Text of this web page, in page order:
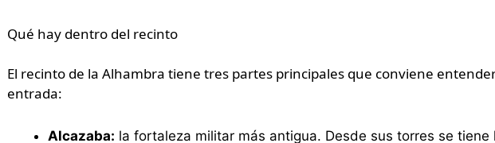
Qué hay dentro del recinto
El recinto de la Alhambra tiene tres partes principales que conviene
entrada:
Alcazaba: la fortaleza militar más antigua. Desde sus torres se